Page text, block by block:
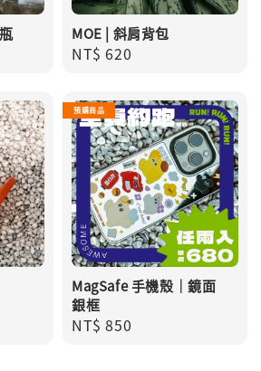
MOE | 斜肩背包
Regular
NT$ 620
預購商品
MagSafe 手機殼｜鏡面
銀框
Regular
NT$ 850